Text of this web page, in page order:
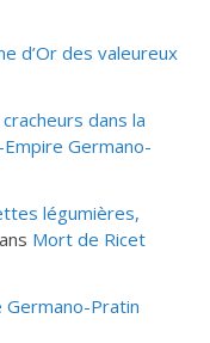
d’Or des valeureux
dans la
Empire Germano-
légumières,
Mort de Ricet
Germano-Pratin